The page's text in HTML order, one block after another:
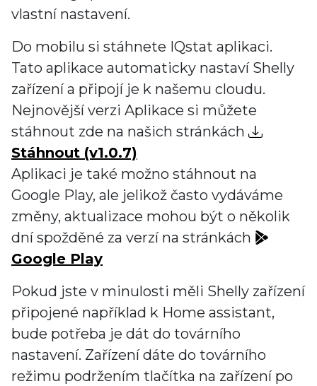
vlastní nastavení.
Do mobilu si stáhnete IQstat aplikaci.
Tato aplikace automaticky nastaví Shelly
zařízení a připojí je k našemu cloudu.
Nejnovější verzi Aplikace si můžete
stáhnout zde na našich stránkách
Stáhnout (v1.0.7)
Aplikaci je také možno stáhnout na
Google Play, ale jelikož často vydáváme
změny, aktualizace mohou být o několik
dní spožděné za verzí na stránkách
Google Play
Pokud jste v minulosti měli Shelly zařízení
připojené například k Home assistant,
bude potřeba je dát do továrního
nastavení. Zařízení dáte do továrního
režimu podržením tlačítka na zařízení po